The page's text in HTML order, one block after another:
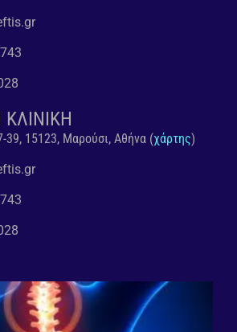
39, 15123, Μαρούσι, Αθήνα (χάρτης)